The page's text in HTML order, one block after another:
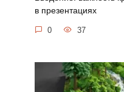
в презентациях
0 37